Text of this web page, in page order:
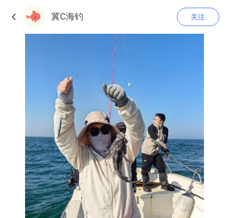
冀C海钓 关注